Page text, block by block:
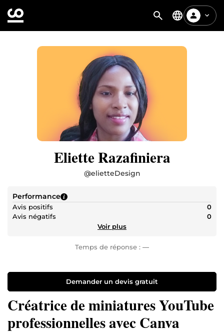
Eliette Razafiniera
@elietteDesign
Performance
Avis positifs
0
Avis négatifs
0
Voir plus
Temps de réponse : —
Demander un devis gratuit
Créatrice de miniatures YouTube
professionnelles avec Canva